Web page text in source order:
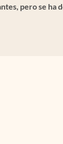
pero se ha